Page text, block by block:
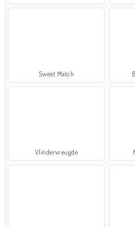
Sweet Match
Vlindervreugde